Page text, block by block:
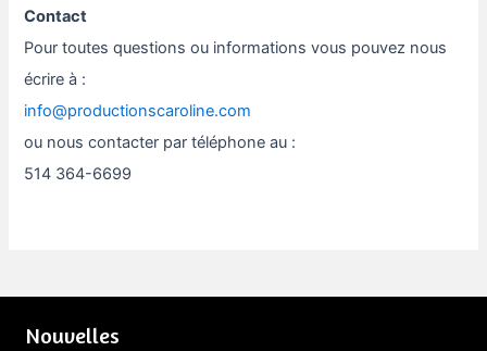
Contact
Pour toutes questions ou informations vous pouvez nous
écrire à :
info@productionscaroline.com
ou nous contacter par téléphone au :
514 364-6699
Nouvelles